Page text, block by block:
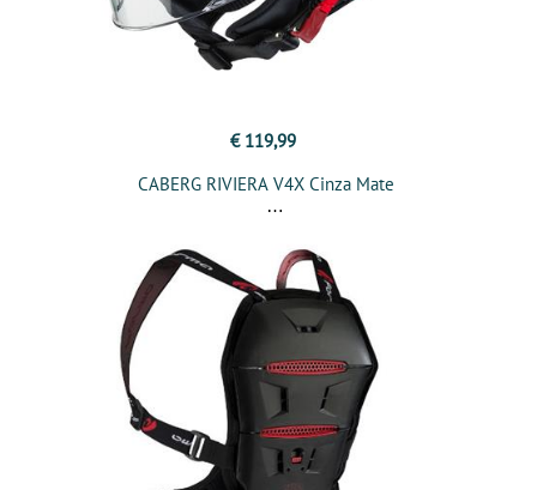
€ 119,99
CABERG RIVIERA V4X Cinza Mate